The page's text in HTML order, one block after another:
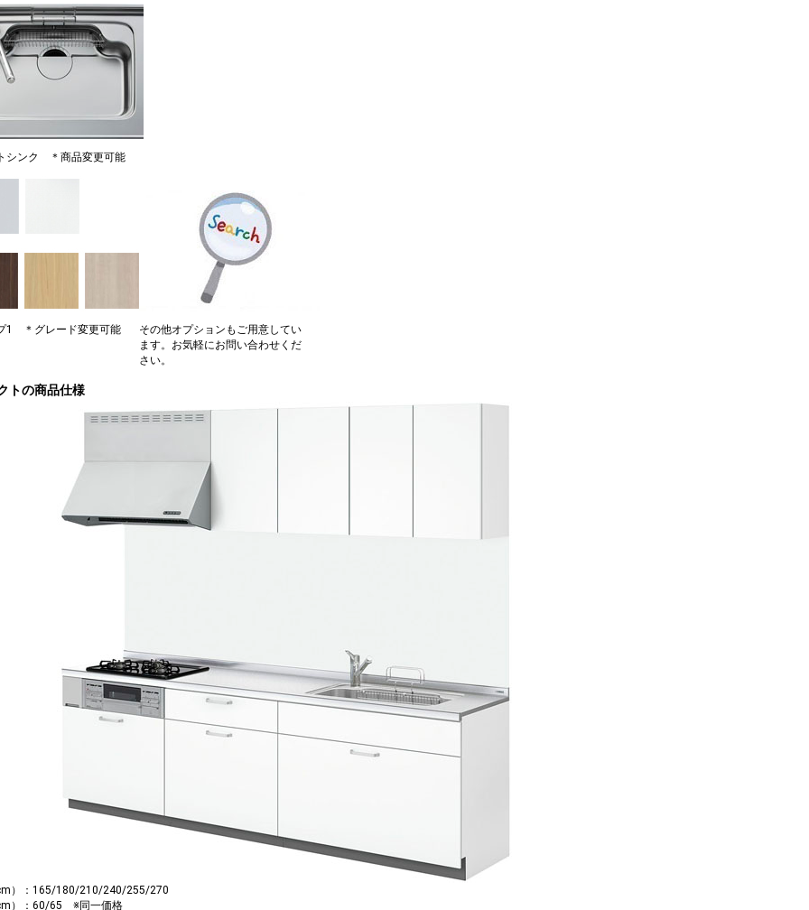
シンク ＊商品変更可能
1 ＊グレード変更可能
その他オプションもご用意してい
ます。お気軽にお問い合わせくだ
さい。
トの商品仕様
）：165/180/210/240/255/270
）：60/65 ※同一価格